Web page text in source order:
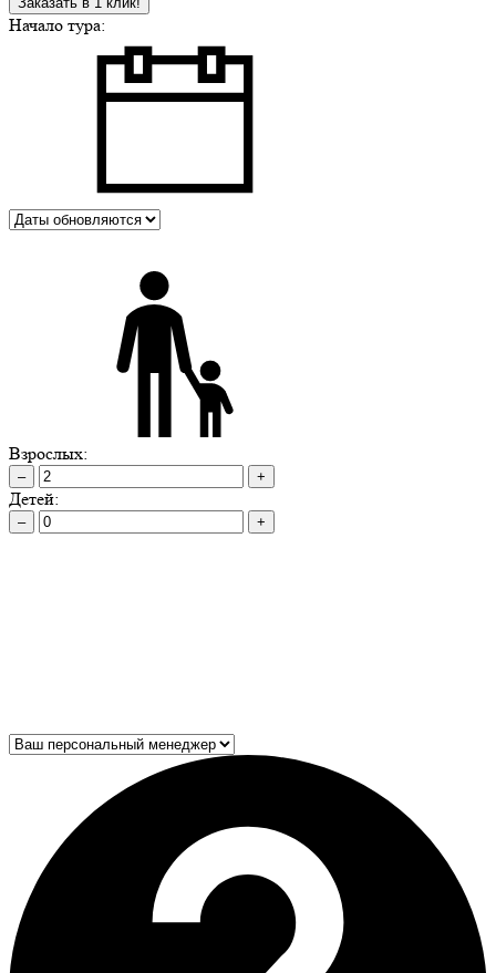
Начало тура:
Взрослых:
– +
Детей:
– +